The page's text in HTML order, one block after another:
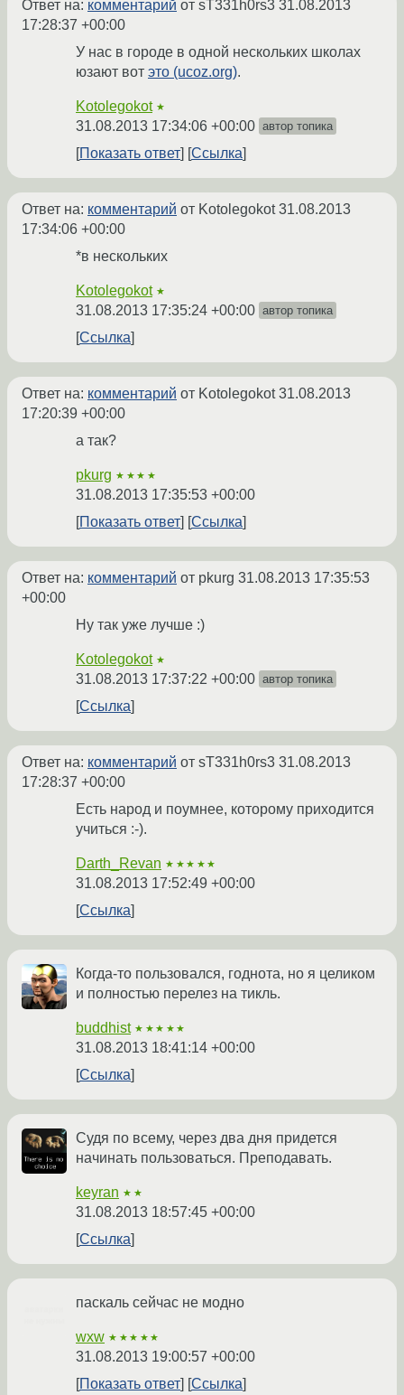
Ответ на: комментарий от sT331h0rs3 31.08.2013
17:28:37 +00:00
У нас в городе в одной нескольких школах
юзают вот это (ucoz.org).
Kotolegokot ★
31.08.2013 17:34:06 +00:00 автор топика
Показать ответ Ссылка
Ответ на: комментарий от Kotolegokot31.08.2013
17:34:06 +00:00
*в нескольких
Kotolegokot ★
31.08.2013 17:35:24 +00:00 автор топика
Ссылка
Ответ на: комментарий от Kotolegokot31.08.2013
17:20:39 +00:00
а так?
pkurg ★★★★
31.08.2013 17:35:53 +00:00
Показать ответ
Ссылка
Ответ на: комментарий от pkurg 31.08.2013 17:35:53
+00:00
Ну так уже лучше :)
Kotolegokot ★
31.08.2013 17:37:22 +00:00 автор топика
Ссылка
Ответ на: комментарий от sT331h0rs3 31.08.2013
17:28:37 +00:00
Есть народ и поумнее, которому приходится
учиться :-).
Darth_Revan ★★★★★
31.08.2013 17:52:49 +00:00
Ссылка
Когда-то пользовался, годнота, но я целиком
и полностью перелез на тикль.
buddhist ★★★★★
31.08.2013 18:41:14 +00:00
Ссылка
Судя по всему, через два дня придется
начинать пользоваться. Преподавать.
keyran ★★
31.08.2013 18:57:45 +00:00
Ссылка
паскаль сейчас не модно
wxw ★★★★★
31.08.2013 19:00:57 +00:00
Показать ответ
Ссылка